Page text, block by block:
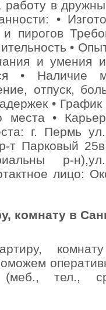
работу в
•
пирогов
•
и умения
• Наличие
отпуск,
•
места •
г. Пермь
т Парковый
р-
лицо:
комнату в
тел.,